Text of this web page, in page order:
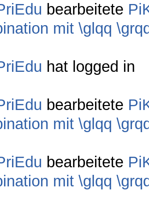
bearbeitete
mit \glqq
hat logged in
bearbeitete
mit \glqq
bearbeitete
mit \glqq